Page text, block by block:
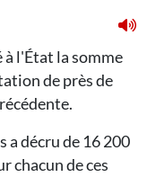
à l'État la somme
de près de
a décru de 16 200
chacun de ces